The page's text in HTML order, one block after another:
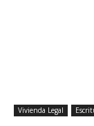
Vivienda Legal